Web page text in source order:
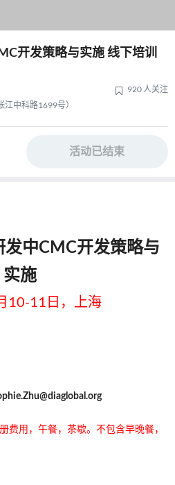
开发策略与实施 线下培训
中科路1699号）
920 人关注
活动已结束
发中CMC开发策略与
实施
10-11日，上海
费用，午餐，茶歇。不包含早晚餐，